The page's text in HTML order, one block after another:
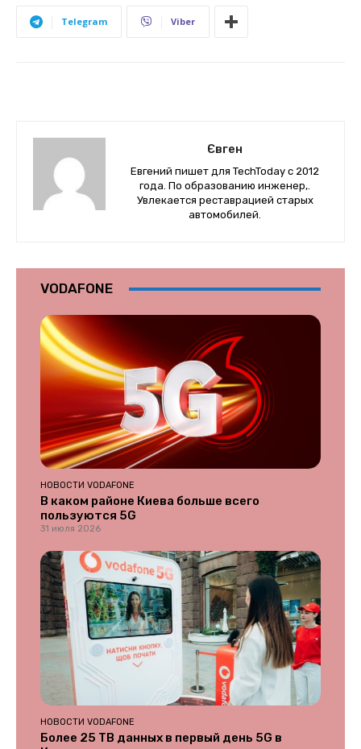
Telegram Viber
Євген
Евгений пишет для TechToday с 2012
года. По образованию инженер,.
Увлекается реставрацией старых
автомобилей.
VODAFONE
НОВОСТИ VODAFONE
В каком районе Киева больше всего
пользуются 5G
31 июля 2026
НОВОСТИ VODAFONE
Более 25 ТВ данных в первый день 5G в